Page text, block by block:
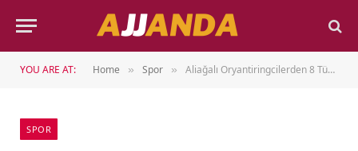
YOU ARE AT: Home » Spor » Aliağalı Oryantiringcilerden 8 Türkiye Derecesi, 2 Milli Takım Kampı Seçimi
SPOR